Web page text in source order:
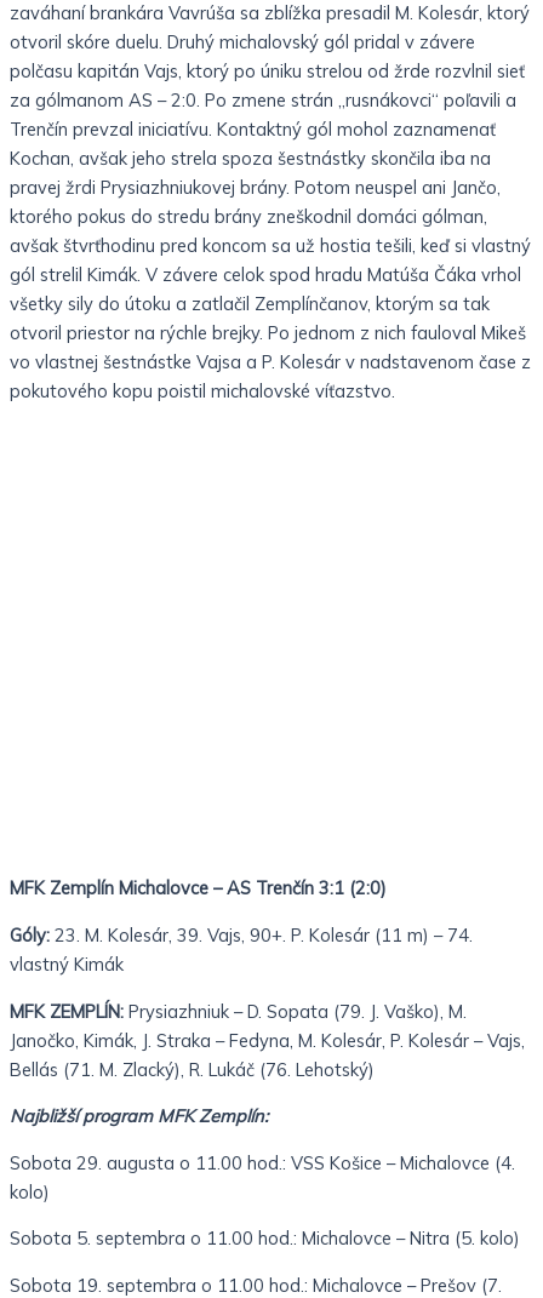
zaváhaní brankára Vavrúša sa zblížka presadil M. Kolesár, ktorý
otvoril skóre duelu. Druhý michalovský gól pridal v závere
polčasu kapitán Vajs, ktorý po úniku strelou od žrde rozvlnil sieť
za gólmanom AS – 2:0. Po zmene strán „rusnákovci“ poľavili a
Trenčín prevzal iniciatívu. Kontaktný gól mohol zaznamenať
Kochan, avšak jeho strela spoza šestnástky skončila iba na
pravej žrdi Prysiazhniukovej brány. Potom neuspel ani Jančo,
ktorého pokus do stredu brány zneškodnil domáci gólman,
avšak štvrťhodinu pred koncom sa už hostia tešili, keď si vlastný
gól strelil Kimák. V závere celok spod hradu Matúša Čáka vrhol
všetky sily do útoku a zatlačil Zemplínčanov, ktorým sa tak
otvoril priestor na rýchle brejky. Po jednom z nich fauloval Mikeš
vo vlastnej šestnástke Vajsa a P. Kolesár v nadstavenom čase z
pokutového kopu poistil michalovské víťazstvo.
MFK Zemplín Michalovce – AS Trenčín 3:1 (2:0)
Góly: 23. M. Kolesár, 39. Vajs, 90+. P. Kolesár (11 m) – 74.
vlastný Kimák
MFK ZEMPLÍN: Prysiazhniuk – D. Sopata (79. J. Vaško), M.
Janočko, Kimák, J. Straka – Fedyna, M. Kolesár, P. Kolesár – Vajs,
Bellás (71. M. Zlacký), R. Lukáč (76. Lehotský)
Najbližší program MFK Zemplín:
Sobota 29. augusta o 11.00 hod.: VSS Košice – Michalovce (4.
kolo)
Sobota 5. septembra o 11.00 hod.: Michalovce – Nitra (5. kolo)
Sobota 19. septembra o 11.00 hod.: Michalovce – Prešov (7.